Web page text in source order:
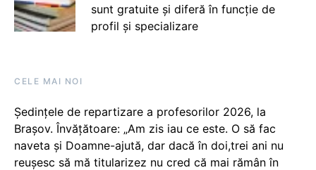
sunt gratuite și diferă în funcție de
profil și specializare
CELE MAI NOI
Ședințele de repartizare a profesorilor 2026, la
Brașov. Învățătoare: „Am zis iau ce este. O să fac
naveta și Doamne-ajută, dar dacă în doi,trei ani nu
reușesc să mă titularizez nu cred că mai rămân în